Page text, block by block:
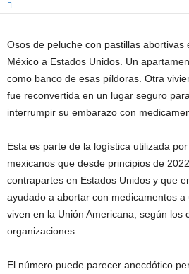
Osos de peluche con pastillas
México a Estados Unidos. Un
como banco de esas píldoras. Otra
fue reconvertida en un lugar seguro
interrumpir su embarazo con
Esta es parte de la logística utilizada
mexicanos que desde principios de
contrapartes en Estados Unidos y que
ayudado a abortar con medicamentos
viven en la Unión Americana, según los
organizaciones.
El número puede parecer anecdótico